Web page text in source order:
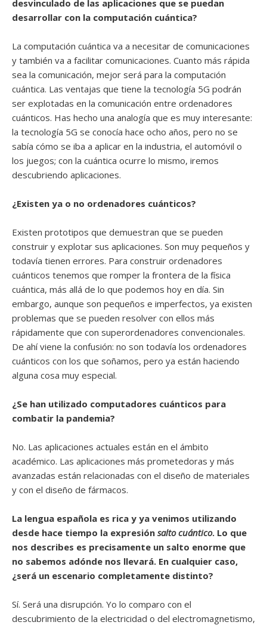
desvinculado de las aplicaciones que se puedan
desarrollar con la computación cuántica?
La computación cuántica va a necesitar de comunicaciones
y también va a facilitar comunicaciones. Cuanto más rápida
sea la comunicación, mejor será para la computación
cuántica. Las ventajas que tiene la tecnología 5G podrán
ser explotadas en la comunicación entre ordenadores
cuánticos. Has hecho una analogía que es muy interesante:
la tecnología 5G se conocía hace ocho años, pero no se
sabía cómo se iba a aplicar en la industria, el automóvil o
los juegos; con la cuántica ocurre lo mismo, iremos
descubriendo aplicaciones.
¿Existen ya o no ordenadores cuánticos?
Existen prototipos que demuestran que se pueden
construir y explotar sus aplicaciones. Son muy pequeños y
todavía tienen errores. Para construir ordenadores
cuánticos tenemos que romper la frontera de la física
cuántica, más allá de lo que podemos hoy en día. Sin
embargo, aunque son pequeños e imperfectos, ya existen
problemas que se pueden resolver con ellos más
rápidamente que con superordenadores convencionales.
De ahí viene la confusión: no son todavía los ordenadores
cuánticos con los que soñamos, pero ya están haciendo
alguna cosa muy especial.
¿Se han utilizado computadores cuánticos para
combatir la pandemia?
No. Las aplicaciones actuales están en el ámbito
académico. Las aplicaciones más prometedoras y más
avanzadas están relacionadas con el diseño de materiales
y con el diseño de fármacos.
La lengua española es rica y ya venimos utilizando
desde hace tiempo la expresión salto cuántico. Lo que
nos describes es precisamente un salto enorme que
no sabemos adónde nos llevará. En cualquier caso,
¿será un escenario completamente distinto?
Sí. Será una disrupción. Yo lo comparo con el
descubrimiento de la electricidad o del electromagnetismo,